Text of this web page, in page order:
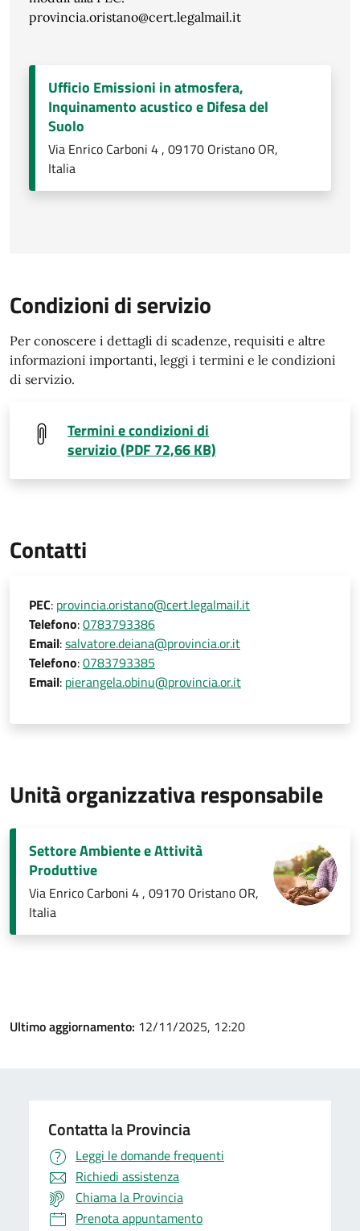
provincia.oristano@cert.legalmail.it
Ufficio Emissioni in atmosfera,
Inquinamento acustico e Difesa del
Suolo
Via Enrico Carboni 4 , 09170 Oristano OR,
Italia
Condizioni di servizio
Per conoscere i dettagli di scadenze, requisiti e altre
informazioni importanti, leggi i termini e le condizioni
di servizio.
Termini e condizioni di
servizio (PDF 72,66 KB)
Contatti
PEC: provincia.oristano@cert.legalmail.it
Telefono:0783793386
Email:salvatore.deiana@provincia.or.it
Telefono:0783793385
Email: pierangela.obinu@provincia.or.it
Unità organizzativa responsabile
Settore Ambiente e Attività
Produttive
Via Enrico Carboni 4 , 09170 Oristano OR,
Italia
Ultimo aggiornamento: 12/11/2025, 12:20
Contatta la Provincia
Leggi le domande frequenti
Richiedi assistenza
Chiama la Provincia
Prenota appuntamento